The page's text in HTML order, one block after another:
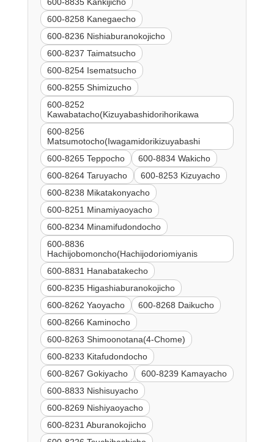
600-8258 Kanegaecho
600-8236 Nishiaburanokojicho
600-8237 Taimatsucho
600-8254 Isematsucho
600-8255 Shimizucho
600-8252
Kawabatacho(Kizuyabashidorihorikawa
600-8256
Matsumotocho(Iwagamidorikizuyabashi
600-8265 Teppocho
600-8834 Wakicho
600-8264 Taruyacho
600-8253 Kizuyacho
600-8238 Mikatakonyacho
600-8251 Minamiyaoyacho
600-8234 Minamifudondocho
600-8836
Hachijobomoncho(Hachijodoriomiyanis
600-8831 Hanabatakecho
600-8235 Higashiaburanokojicho
600-8262 Yaoyacho
600-8268 Daikucho
600-8266 Kaminocho
600-8263 Shimoonotana(4-Chome)
600-8233 Kitafudondocho
600-8267 Gokiyacho
600-8239 Kamayacho
600-8833 Nishisuyacho
600-8269 Nishiyaoyacho
600-8231 Aburanokojicho